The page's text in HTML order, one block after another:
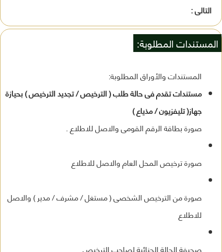
التالى :
المستندات المطلوبة:
المستندات والأوراق المطلوبة:
مستندات تقدم فى حالة طلب ( الترخيص / تجديد الترخيص ) بحيازة
جهاز( تليفزيون / مذياع )
صورة بطاقة الرقم القومى والاصل للاطلاع .
صورة ترخيص المحل العام والاصل للاطلاع
صورة من الترخيص الشخصى ( مستغل / مشرف / مدير ) والاصل
للاطلاع
صحيفة الحالة الجنائبة لصاحب الترخيص